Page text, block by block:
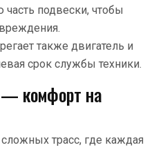
подвески, чтобы
также двигатель и
срок службы техники.
— комфорт на
трасс, где каждая